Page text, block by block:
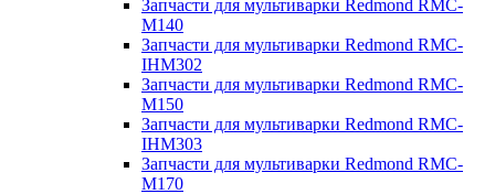
Запчасти для мультиварки Redmond RMC-
M140
Запчасти для мультиварки Redmond RMC-
IHM302
Запчасти для мультиварки Redmond RMC-
M150
Запчасти для мультиварки Redmond RMC-
IHM303
Запчасти для мультиварки Redmond RMC-
M170